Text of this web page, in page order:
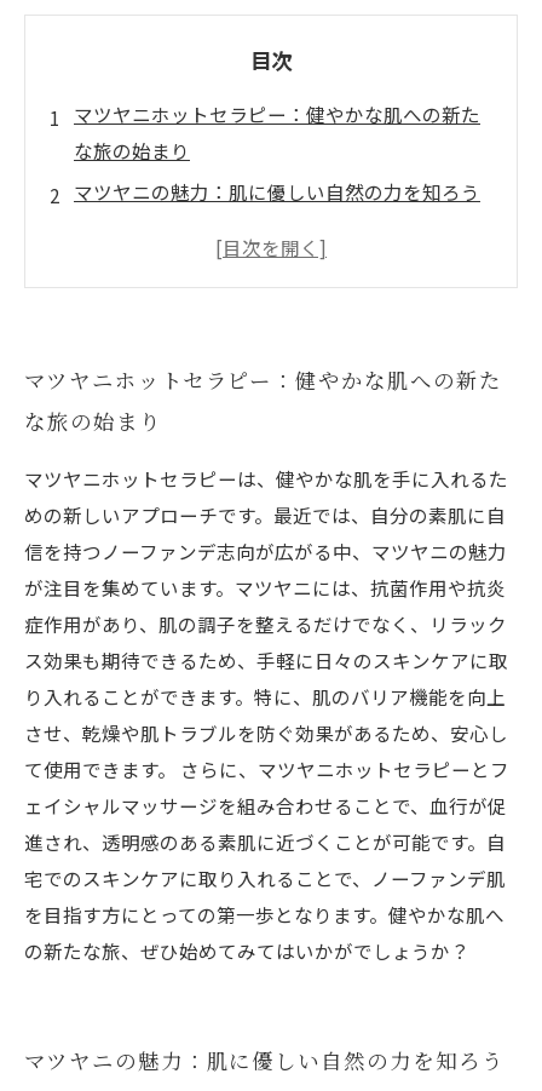
目次
マツヤニホットセラピー：健やかな肌への新た
な旅の始まり
マツヤニの魅力：肌に優しい自然の力を知ろう
抗菌作用とリラックス効果：マツヤニがもたら
ノーファンデ肌を実現するための第一歩
自信を持って素肌をさらけ出そう：マツヤニの
マツヤニホットセラピーで叶える透明感あふれ
る肌の未来
マツヤニホットセラピー：健やかな肌への新た
な旅の始まり
マツヤニホットセラピーは、健やかな肌を手に入れるた
めの新しいアプローチです。最近では、自分の素肌に自
信を持つノーファンデ志向が広がる中、マツヤニの魅力
が注目を集めています。マツヤニには、抗菌作用や抗炎
症作用があり、肌の調子を整えるだけでなく、リラック
ス効果も期待できるため、手軽に日々のスキンケアに取
り入れることができます。特に、肌のバリア機能を向上
させ、乾燥や肌トラブルを防ぐ効果があるため、安心し
て使用できます。 さらに、マツヤニホットセラピーとフ
ェイシャルマッサージを組み合わせることで、血行が促
進され、透明感のある素肌に近づくことが可能です。自
宅でのスキンケアに取り入れることで、ノーファンデ肌
を目指す方にとっての第一歩となります。健やかな肌へ
の新たな旅、ぜひ始めてみてはいかがでしょうか？
マツヤニの魅力：肌に優しい自然の力を知ろう